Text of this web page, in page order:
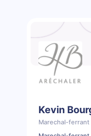
Kevin
Marechal-ferrant